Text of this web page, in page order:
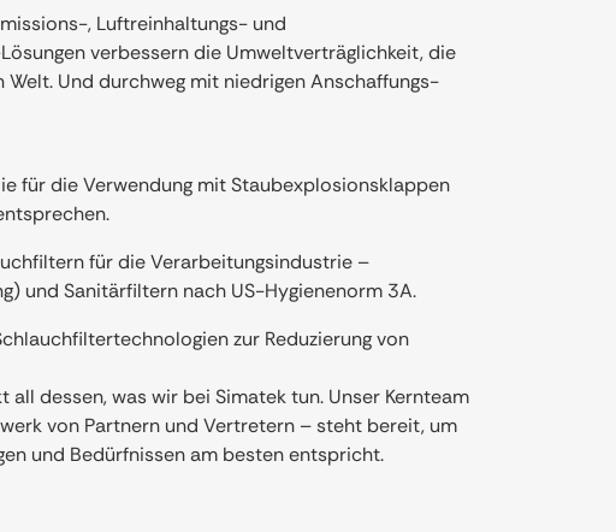
, Luftreinhaltungs- und
verbessern die Umweltverträglichkeit, die
Und durchweg mit niedrigen Anschaffungs-
für die Verwendung mit Staubexplosionsklappen
für die Verarbeitungsindustrie –
und Sanitärfiltern nach US-Hygienenorm 3A.
zur Reduzierung von
dessen, was wir bei Simatek tun. Unser Kernteam
von Partnern und Vertretern – steht bereit, um
und Bedürfnissen am besten entspricht.